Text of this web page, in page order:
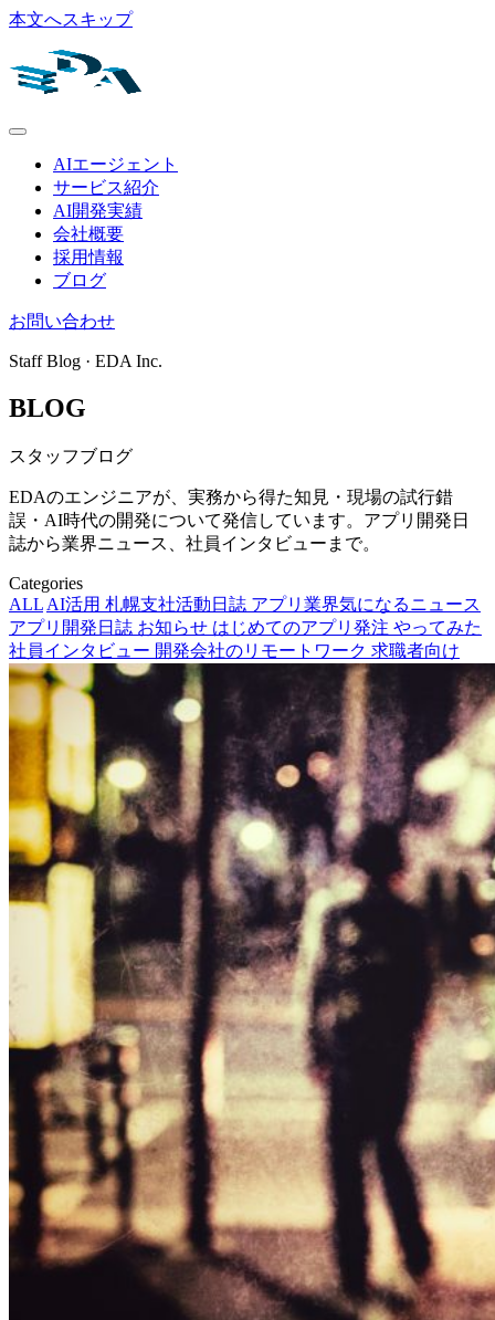
本文へスキップ
AIエージェント
サービス紹介
AI開発実績
会社概要
採用情報
ブログ
お問い合わせ
Staff Blog · EDA Inc.
BLOG
スタッフブログ
EDAのエンジニアが、実務から得た知見・現場の試行錯
誤・AI時代の開発について発信しています。アプリ開発日
誌から業界ニュース、社員インタビューまで。
Categories
ALL AI活用 札幌支社活動日誌 アプリ業界気になるニュース
アプリ開発日誌 お知らせ はじめてのアプリ発注 やってみた
社員インタビュー 開発会社のリモートワーク 求職者向け